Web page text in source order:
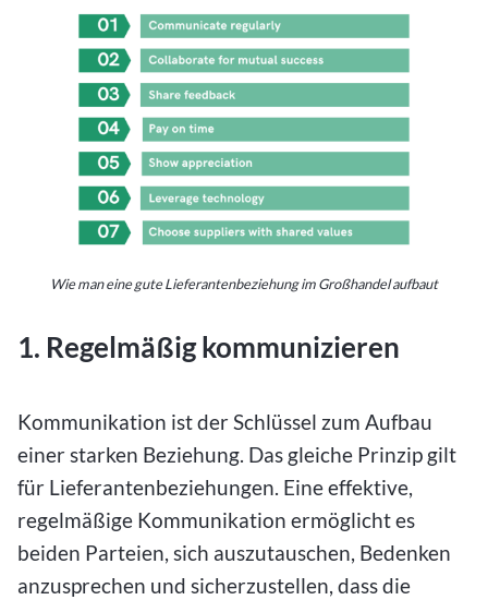
Wie man eine gute Lieferantenbeziehung im Großhandel aufbaut
1. Regelmäßig kommunizieren
Kommunikation ist der Schlüssel zum Aufbau
einer starken Beziehung. Das gleiche Prinzip gilt
für Lieferantenbeziehungen. Eine effektive,
regelmäßige Kommunikation ermöglicht es
beiden Parteien, sich auszutauschen, Bedenken
anzusprechen und sicherzustellen, dass die